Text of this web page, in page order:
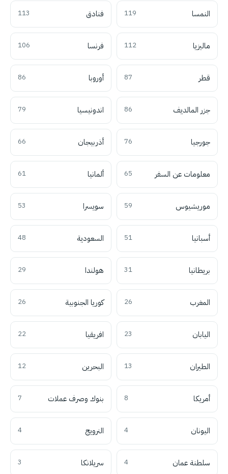
النمسا 119 فنادق 113
ماليزيا 112 فرنسا 106
قطر 87 أوروبا 86
جزر المالديف 86 اندونيسيا 79
جورجيا 76 أذربيجان 66
معلومات عن السفر 65 ألمانيا 61
موريشيوس 59 سويسرا 53
أسبانيا 51 السعودية 48
بريطانيا 31 هولندا 29
المغرب 26 كوريا الجنوبية 26
اليابان 23 افريقيا 22
الطيران 13 البحرين 12
أمريكا 8 بنوك وصرف عملات 7
اليونان 4 النرويج 4
سلطنة عمان 4 سريلانكا 3